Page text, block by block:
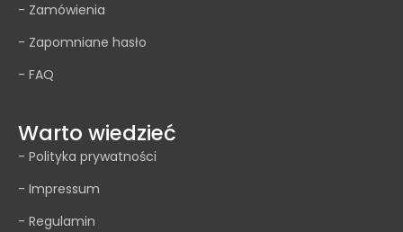
- Zamówienia
- Zapomniane hasło
- FAQ
Warto wiedzieć
- Polityka prywatności
- Impressum
- Regulamin